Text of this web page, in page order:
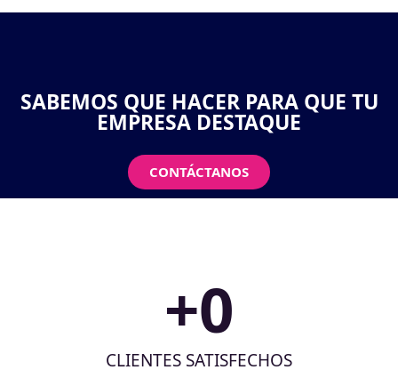
SABEMOS QUE HACER PARA QUE TU
EMPRESA DESTAQUE
CONTÁCTANOS
CLIENTES SATISFECHOS
+0